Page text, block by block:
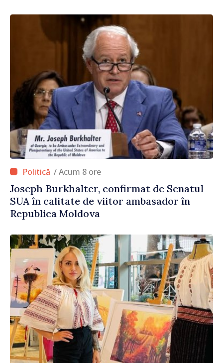
/ Acum 8 ore
Joseph Burkhalter, confirmat de Senatul
SUA în calitate de viitor ambasador în
Republica Moldova